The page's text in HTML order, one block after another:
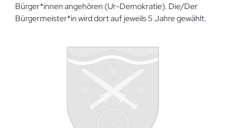
Bürger*innen angehören (Ur-Demokratie). Die/Der
Bürgermeister*in wird dort auf jeweils 5 Jahre gewählt.